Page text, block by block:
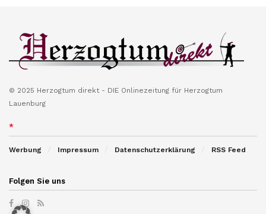
© 2025 Herzogtum direkt - DIE Onlinezeitung für Herzogtum
Lauenburg
*
Werbung Impressum Datenschutzerklärung RSS Feed
Folgen Sie uns